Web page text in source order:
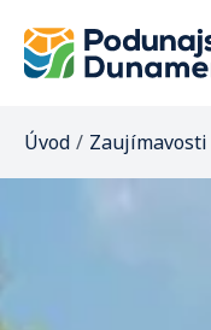
Úvod / Zaujímavosti